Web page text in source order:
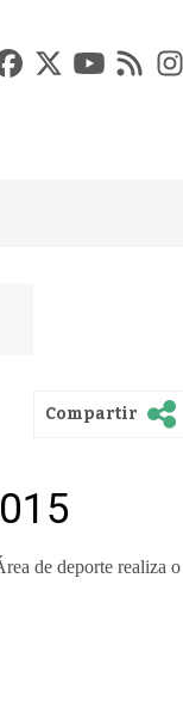
Compartir
de deporte realiza